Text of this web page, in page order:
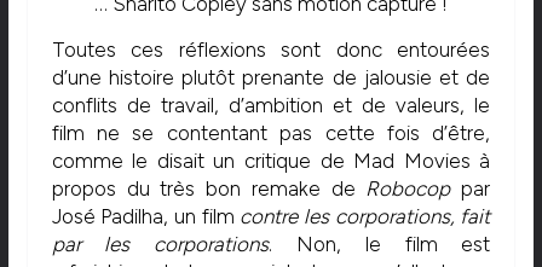
Toutes ces réflexions sont donc entourées
d’une histoire plutôt prenante de jalousie et de
conflits de travail, d’ambition et de valeurs, le
film ne se contentant pas cette fois d’être,
comme le disait un critique de Mad Movies à
propos du très bon remake de Robocoppar
José Padilha, un film contre les corporations, fait
par les corporations. Non, le film est